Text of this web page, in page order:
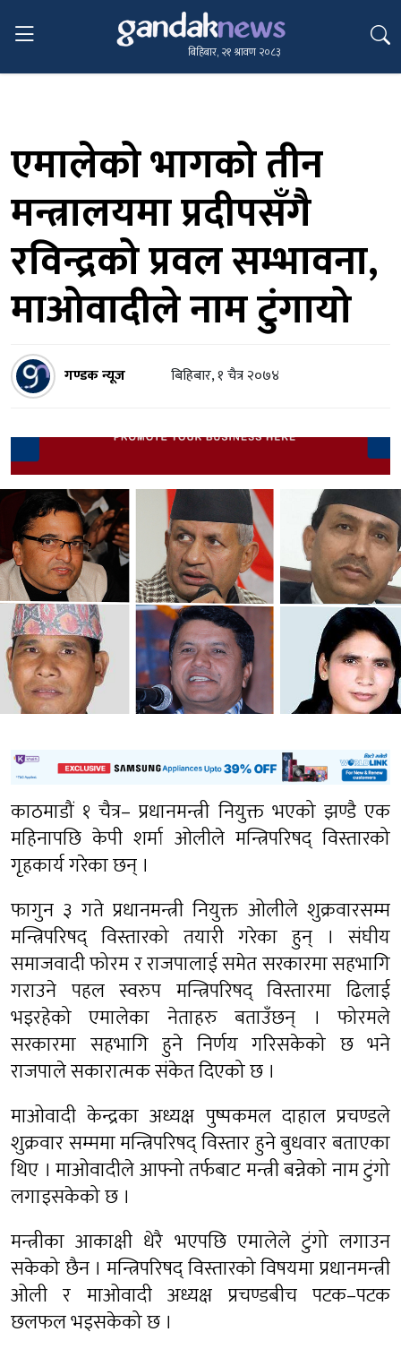
बिहिबार, २१ श्रावण २०८३
एमालेको भागको तीन
मन्त्रालयमा प्रदीपसँगै
रविन्द्रको प्रवल सम्भावना,
माओवादीले नाम टुंगायो
गण्डक न्यूज बिहिबार, १ चैत्र २०७४
काठमाडौं १ चैत्र– प्रधानमन्त्री नियुक्त भएको झण्डै एक
महिनापछि केपी शर्मा ओलीले मन्त्रिपरिषद् विस्तारको
गृहकार्य गरेका छन् ।
फागुन ३ गते प्रधानमन्त्री नियुक्त ओलीले शुक्रवारसम्म
मन्त्रिपरिषद् विस्तारको तयारी गरेका हुन् । संघीय
समाजवादी फोरम र राजपालाई समेत सरकारमा सहभागि
गराउने पहल स्वरुप मन्त्रिपरिषद् विस्तारमा ढिलाई
भइरहेको एमालेका नेताहरु बताउँछन् । फोरमले
सरकारमा सहभागि हुने निर्णय गरिसकेको छ भने
राजपाले सकारात्मक संकेत दिएको छ ।
माओवादी केन्द्रका अध्यक्ष पुष्पकमल दाहाल प्रचण्डले
शुक्रवार सम्ममा मन्त्रिपरिषद् विस्तार हुने बुधवार बताएका
थिए । माओवादीले आफ्नो तर्फबाट मन्त्री बन्नेको नाम टुंगो
लगाइसकेको छ ।
मन्त्रीका आकाक्षी धेरै भएपछि एमालेले टुंगो लगाउन
सकेको छैन । मन्त्रिपरिषद् विस्तारको विषयमा प्रधानमन्त्री
ओली र माओवादी अध्यक्ष प्रचण्डबीच पटक–पटक
छलफल भइसकेको छ ।